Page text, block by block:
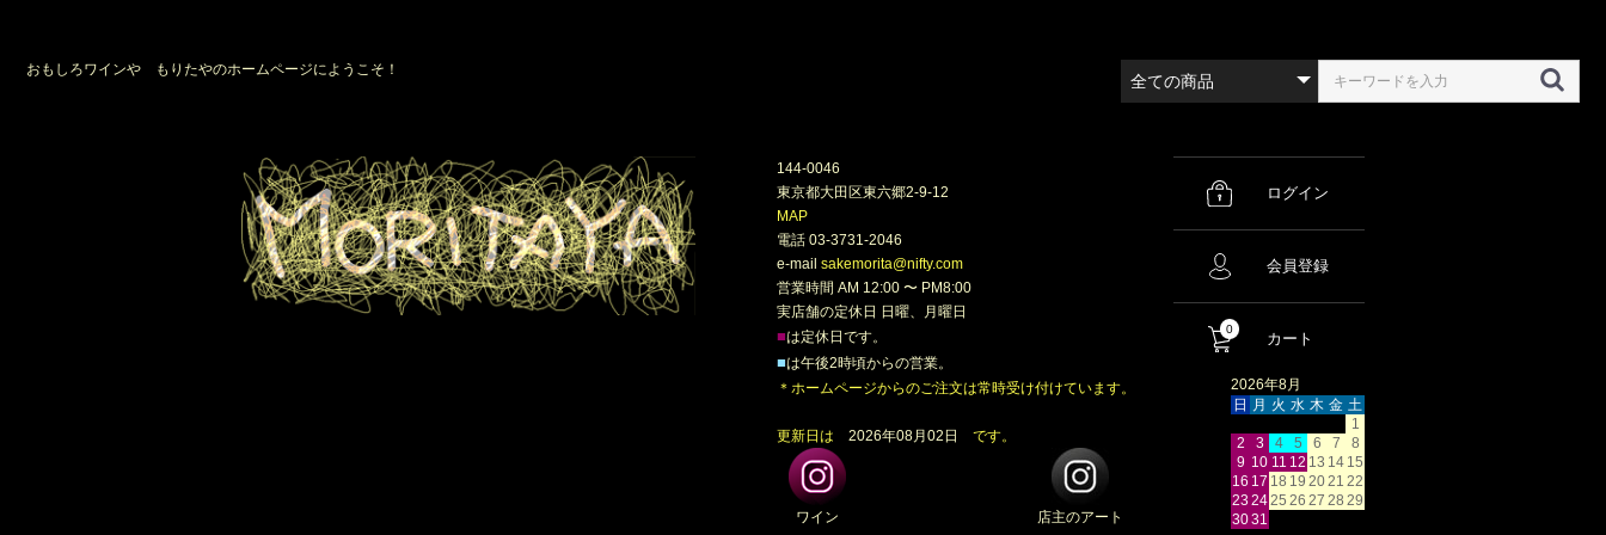
おもしろワインや もりたやのホームページにようこそ！
ログイン
会員登録
0
カート
144-0046
東京都大田区東六郷2-9-12
MAP
電話 03-3731-2046
e-mail sakemorita@nifty.com
営業時間 AM 12:00 〜 PM8:00
実店舗の定休日 日曜、月曜日
■は定休日です。
■は午後2時頃からの営業。
＊ホームページからのご注文は常時受け付けています。
更新日は 2026年08月02日 です。
ワイン 店主のアート
2026年8月
日
月 火 水 木 金 土
1
2
3 4 5 6 7
8
9 10 11 12 13 14 15
16 17 18 19 2021 22
232425 26 27 28 29
3031